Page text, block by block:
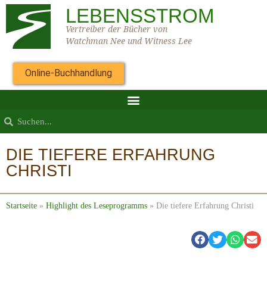
LEBENSSTROM
Vertreiber der Bücher von
Watchman Nee und Witness Lee
Online-Buchhandlung
DIE TIEFERE ERFAHRUNG
CHRISTI
Startseite » Highlight des Leseprogramms » Die tiefere Erfahrung Christi